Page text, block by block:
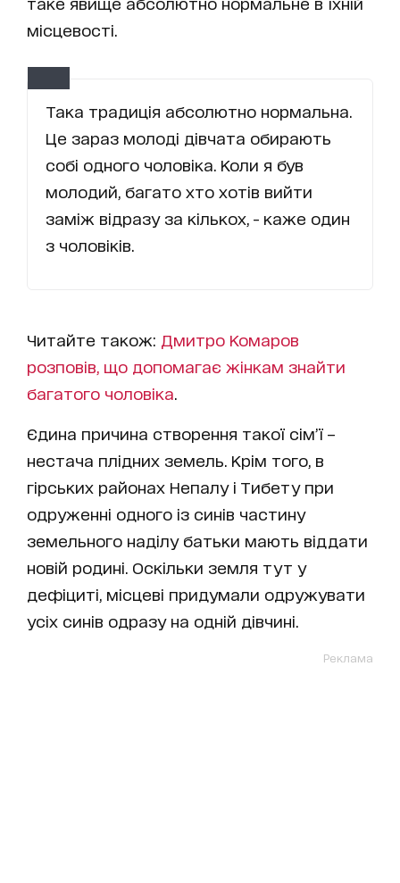
місцевості.
Така традиція абсолютно нормальна.
Це зараз молоді дівчата обирають
собі одного чоловіка. Коли я був
молодий, багато хто хотів вийти
заміж відразу за кількох, - каже один
з чоловіків.
Читайте також: Дмитро Комаров
розповів, що допомагає жінкам знайти
багатого чоловіка
Єдина причина створення такої сім’ї –
нестача плідних земель. Крім того, в
гірських районах Непалу і Тибету при
одруженні одного із синів частину
земельного наділу батьки мають віддати
новій родині. Оскільки земля тут у
дефіциті, місцеві придумали одружувати
усіх синів одразу на одній дівчині.
Реклама